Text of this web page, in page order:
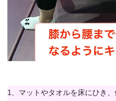
1、マットやタオルを床にひき